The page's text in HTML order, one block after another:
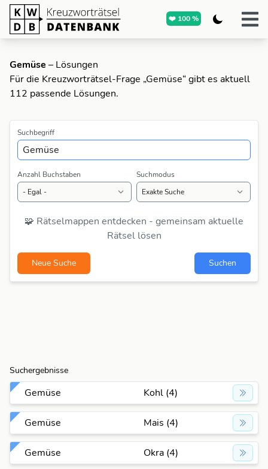
❤️ 100 %
Gemüse – Lösungen
Für die Kreuzworträtsel-Frage „Gemüse“ gibt es aktuell
112 passende Lösungen.
Suchbegriff
Anzahl Buchstaben Suchmodus
🧩 Rätselmappen entdecken - gemeinsam aktuelle
Rätsel lösen
Neue Suche Suchen
Suchergebnisse
Gemüse Kohl (4)
Gemüse Mais (4)
Gemüse Okra (4)